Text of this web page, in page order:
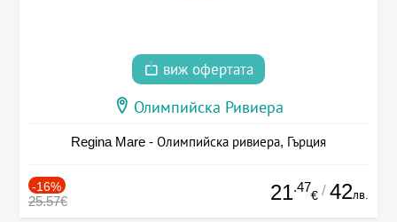
виж офертата
Олимпийска Ривиера
Regina Mare - Олимпийска ривиера, Гърция
-16%
25.57€ 21.47
€ / 42лв.